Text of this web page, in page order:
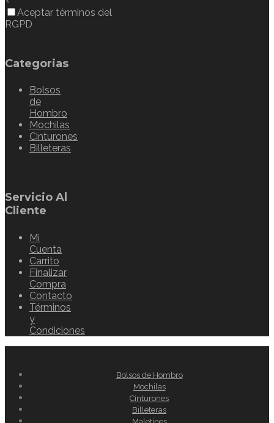
Aceptar términos del
RGPD
Categorias
Bolsos
de
Hombro
Mochilas
Cinturones
Billeteras
Servicio Al
Cliente
Mi
Cuenta
Carrito
Finalizar
Compra
Contacto
Términos
y
Condiciones
Bolsos de Hombro
Mochilas
Cinturones
Billeteras